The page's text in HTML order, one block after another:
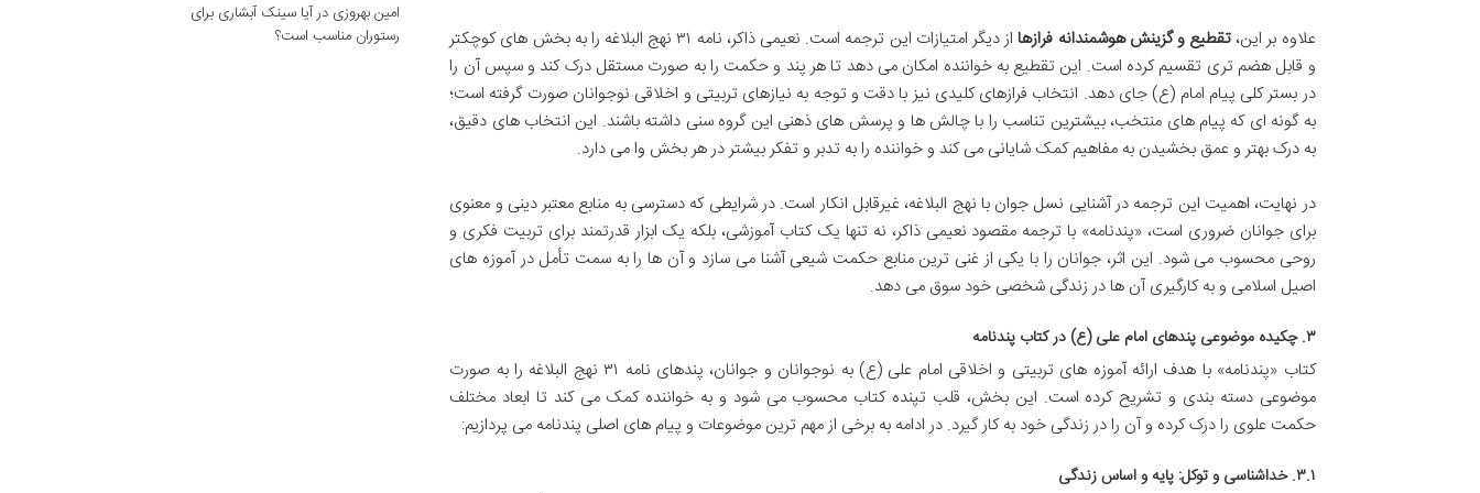
علاوه بر این، تقطیع و گزینش هوشمندانه فرازها
از دیگر امتیازات این ترجمه است. نعیمی ذاکر، نامه ۳۱ نهج البلاغه را به بخش های کوچکتر
و قابل هضم تری تقسیم کرده است. این تقطیع به خواننده امکان می دهد تا هر پند و حکمت را به صورت مستقل درک کند و سپس آن را
در بستر کلی پیام امام (ع) جای دهد. انتخاب فرازهای کلیدی نیز با دقت و توجه به نیازهای تربیتی و اخلاقی نوجوانان صورت گرفته است؛
به گونه ای که پیام های منتخب، بیشترین تناسب را با چالش ها و پرسش های ذهنی این گروه سنی داشته باشند. این انتخاب های دقیق،
به درک بهتر و عمق بخشیدن به مفاهیم کمک شایانی می کند و خواننده را به تدبر و تفکر بیشتر در هر بخش وا می دارد.
در نهایت، اهمیت این ترجمه در آشنایی نسل جوان با نهج البلاغه، غیرقابل انکار است. در شرایطی که دسترسی به منابع معتبر دینی و معنوی
برای جوانان ضروری است، «پندنامه» با ترجمه مقصود نعیمی ذاکر، نه تنها یک کتاب آموزشی، بلکه یک ابزار قدرتمند برای تربیت فکری و
روحی محسوب می شود. این اثر، جوانان را با یکی از غنی ترین منابع حکمت شیعی آشنا می سازد و آن ها را به سمت تأمل در آموزه های
اصیل اسلامی و به کارگیری آن ها در زندگی شخصی خود سوق می دهد.
۳. چکیده موضوعی پندهای امام علی (ع) در کتاب پندنامه
کتاب «پندنامه» با هدف ارائه آموزه های تربیتی و اخلاقی امام علی (ع) به نوجوانان و جوانان، پندهای نامه ۳۱ نهج البلاغه را به صورت
موضوعی دسته بندی و تشریح کرده است. این بخش، قلب تپنده کتاب محسوب می شود و به خواننده کمک می کند تا ابعاد مختلف
حکمت علوی را درک کرده و آن را در زندگی خود به کار گیرد. در ادامه به برخی از مهم ترین موضوعات و پیام های اصلی پندنامه می پردازیم:
۳.۱. خداشناسی و توکل: پایه و اساس زندگی
امین بهروزی درآیا سینک آبشاری برای
رستوران مناسب است؟